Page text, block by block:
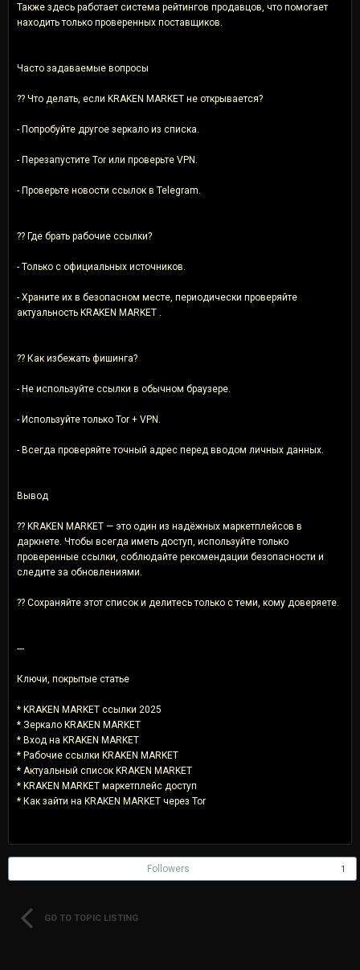
Также здесь работает система рейтингов продавцов, что помогает
находить только проверенных поставщиков.
Часто задаваемые вопросы
?? Что делать, если KRAKEN MARKET не открывается?
- Попробуйте другое зеркало из списка.
- Перезапустите Tor или проверьте VPN.
- Проверьте новости ссылок в Telegram.
?? Где брать рабочие ссылки?
- Только с официальных источников.
- Храните их в безопасном месте, периодически проверяйте
актуальность KRAKEN MARKET .
?? Как избежать фишинга?
- Не используйте ссылки в обычном браузере.
- Используйте только Tor + VPN.
- Всегда проверяйте точный адрес перед вводом личных данных.
Вывод
?? KRAKEN MARKET — это один из надёжных маркетплейсов в
даркнете. Чтобы всегда иметь доступ, используйте только
проверенные ссылки, соблюдайте рекомендации безопасности и
следите за обновлениями.
?? Сохраняйте этот список и делитесь только с теми, кому доверяете.
---
Ключи, покрытые статье
* KRAKEN MARKET ссылки 2025
* Зеркало KRAKEN MARKET
* Вход на KRAKEN MARKET
* Рабочие ссылки KRAKEN MARKET
* Актуальный список KRAKEN MARKET
* KRAKEN MARKET маркетплейс доступ
* Как зайти на KRAKEN MARKET через Tor
Followers 1
GO TO TOPIC LISTING